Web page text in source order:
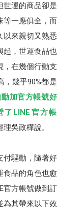
世運的商品卻是
等一應俱全，而
以來親切又熟悉
起，世運食品也
，在幾個行動支
，幾乎90%都是
加官方帳號好
LINE官方帳
吳政樺說。
付驅動，隨著好
食品的角色也愈
官方帳號做到訂
為其帶來以下效